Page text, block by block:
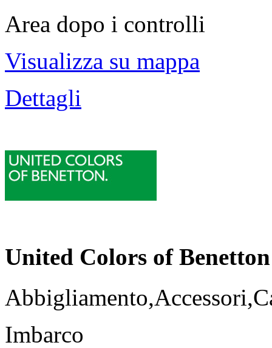
Area dopo i controlli
Visualizza su mappa
Dettagli
United Colors of Benetton
Imbarco